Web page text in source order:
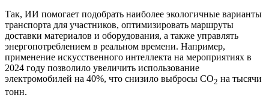
Так, ИИ помогает подобрать наиболее экологичные варианты
транспорта для участников, оптимизировать маршруты
доставки материалов и оборудования, а также управлять
энергопотреблением в реальном времени. Например,
применение искусственного интеллекта на мероприятиях в
2024 году позволило увеличить использование
электромобилей на 40%, что снизило выбросы CO2 на тысячи
тонн.